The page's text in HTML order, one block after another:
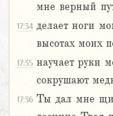
мне верный
17:34 делает ноги
высотах моих
17:35 научает руки
сокрушают
17:36 Ты дал мне